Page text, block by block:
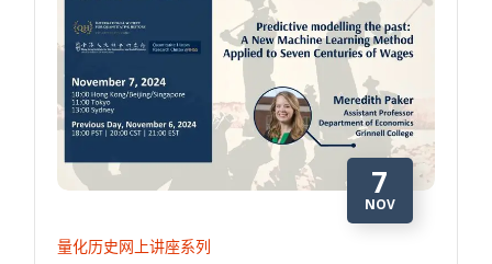
7
NOV
量化历史网上讲座系列